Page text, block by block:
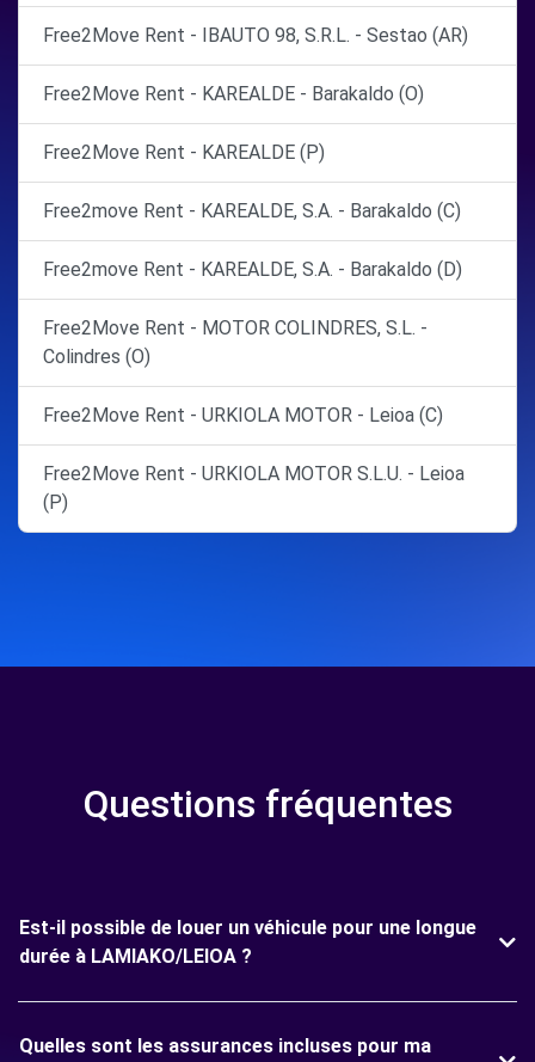
Free2Move Rent - IBAUTO 98, S.R.L. - Sestao (AR)
Free2Move Rent - KAREALDE - Barakaldo (O)
Free2Move Rent - KAREALDE (P)
Free2move Rent - KAREALDE, S.A. - Barakaldo (C)
Free2move Rent - KAREALDE, S.A. - Barakaldo (D)
Free2Move Rent - MOTOR COLINDRES, S.L. -
Colindres (O)
Free2Move Rent - URKIOLA MOTOR - Leioa (C)
Free2Move Rent - URKIOLA MOTOR S.L.U. - Leioa
(P)
Questions fréquentes
Est-il possible de louer un véhicule pour une longue
durée à LAMIAKO/LEIOA ?
Quelles sont les assurances incluses pour ma